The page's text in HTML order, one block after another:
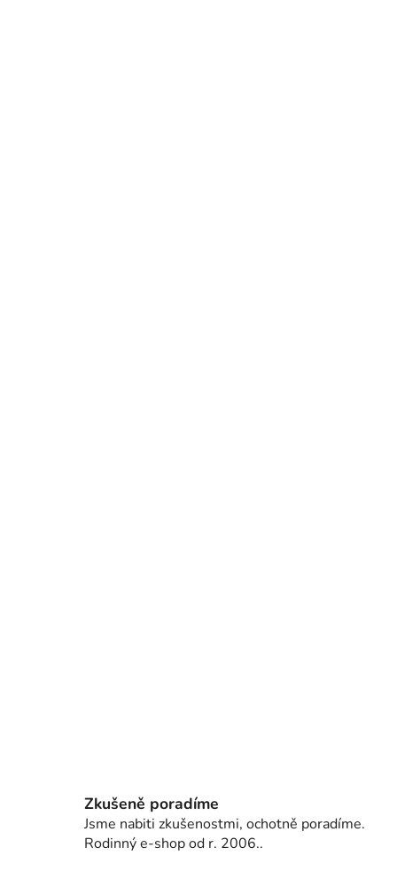
Zkušeně poradíme
Jsme nabiti zkušenostmi, ochotně poradíme.
Rodinný e-shop od r. 2006..